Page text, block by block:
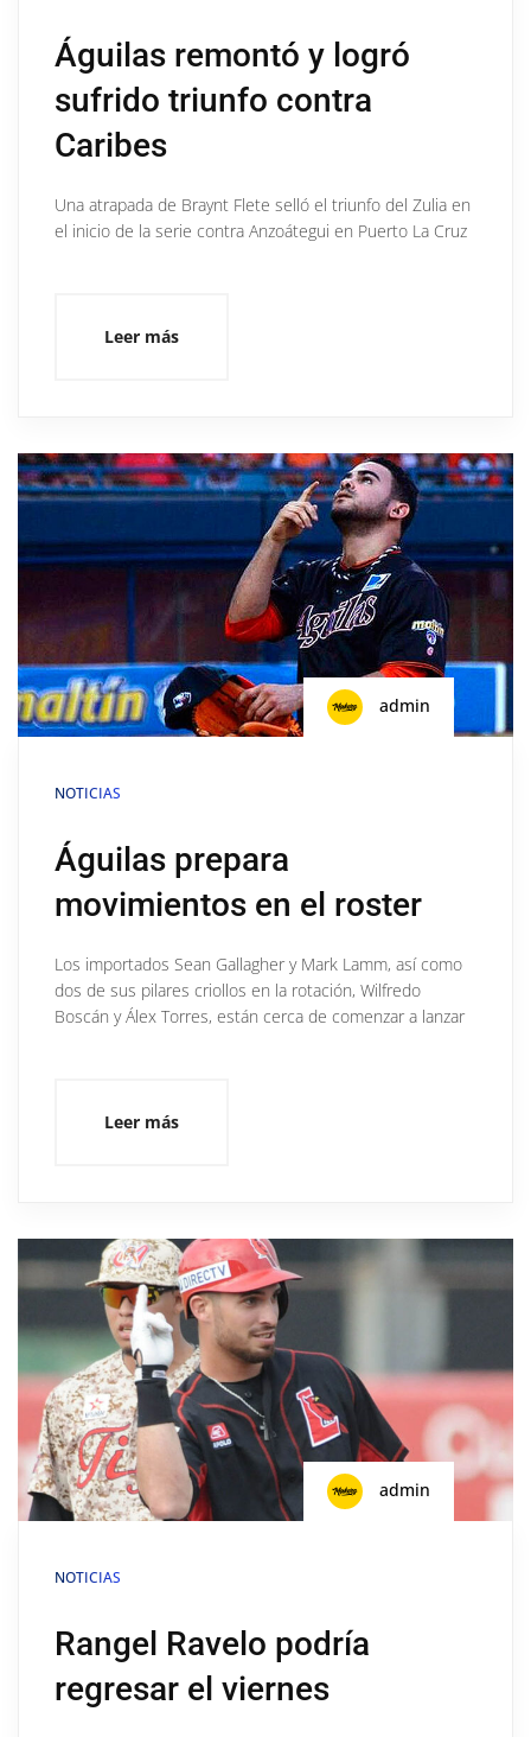
Águilas remontó y logró
sufrido triunfo contra
Caribes
Una atrapada de Braynt Flete selló el triunfo del Zulia en
el inicio de la serie contra Anzoátegui en Puerto La Cruz
Leer más
admin
NOTICIAS
Águilas prepara
movimientos en el roster
Los importados Sean Gallagher y Mark Lamm, así como
dos de sus pilares criollos en la rotación, Wilfredo
Boscán y Álex Torres, están cerca de comenzar a lanzar
Leer más
admin
NOTICIAS
Rangel Ravelo podría
regresar el viernes